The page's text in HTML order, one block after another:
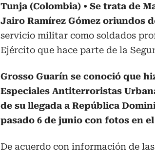
Tunja (Colombia)
Se trata de
Jairo Ramírez Gómez oriundos
servicio militar como soldados
Ejército que hace parte de la
Grosso Guarín se conoció que
Especiales Antiterroristas
de su llegada a República
pasado 6 de junio con fotos en
De acuerdo con información de